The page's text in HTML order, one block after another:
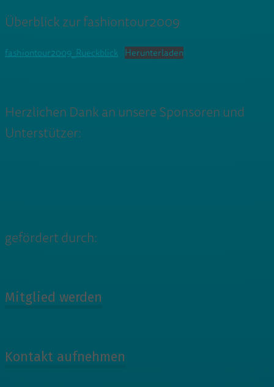
Überblick zur fashiontour2009
fashiontour2009_Rueckblick Herunterladen
Herzlichen Dank an unsere Sponsoren und
Unterstützer:
gefördert durch:
Mitglied werden
Kontakt aufnehmen